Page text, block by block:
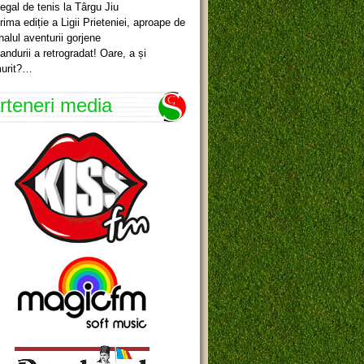
de tenis la Târgu Jiu
ediție a Ligii Prieteniei, aproape de
aventurii gorjene
a retrogradat! Oare, a și
media